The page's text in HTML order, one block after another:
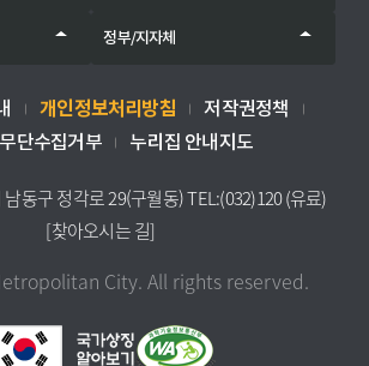
정부/지자체
개인정보처리방침
저작권정책
단수집거부
누리집 안내지도
동구 정각로 29(구월동) TEL:(032)120 (유료)
[찾아오시는 길]
City. All rights reserved.